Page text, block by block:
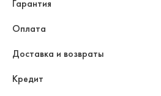
Гарантия
Оплата
Доставка и возвраты
Кредит